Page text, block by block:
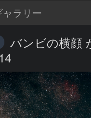
ラリー
バンビの横顔